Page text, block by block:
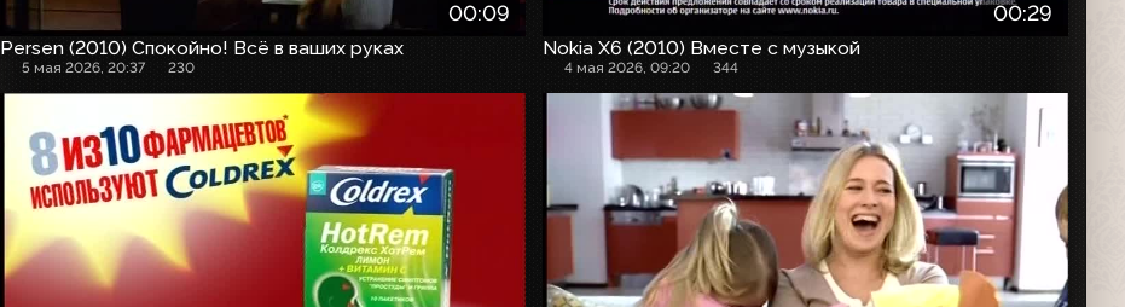
00:09
Persen (2010) Спокойно! Всё в ваших руках
5 мая 2026, 20:37 230
00:29
Nokia X6 (2010) Вместе с музыкой
4 мая 2026, 09:20 344